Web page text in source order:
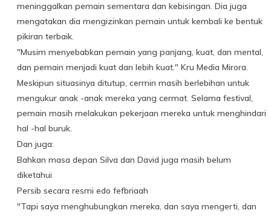
meninggalkan pemain sementara dan kebisingan. Dia juga
mengatakan dia mengizinkan pemain untuk kembali ke bentuk
pikiran terbaik.
"Musim menyebabkan pemain yang panjang, kuat, dan mental,
dan pemain menjadi kuat dan lebih kuat." Kru Media Mirora.
Meskipun situasinya ditutup, cermin masih berlebihan untuk
mengukur anak -anak mereka yang cermat. Selama festival,
pemain masih melakukan pekerjaan mereka untuk menghindari
hal -hal buruk.
Dan juga:
Bahkan masa depan Silva dan David juga masih belum
diketahui
Persib secara resmi edo fefbriaah
"Tapi saya menghubungkan mereka, dan saya mengerti, dan